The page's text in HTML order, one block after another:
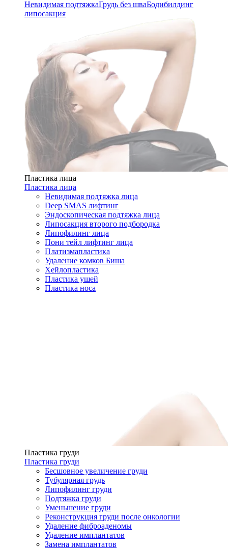
Невидимая подтяжкаГрудь без шваБодибилдинг
липосакция
Пластика лица
Пластика лица
Невидимая подтяжка лица
Deep SMAS лифтинг
Эндоскопическая подтяжка лица
Липосакция второго подбородка
Липофилинг лица
Пони тейл лифтинг лица
Платизмапластика
Удаление комков Биша
Хейлопластика
Пластика ушей
Пластика носа
Пластика груди
Пластика груди
Бесшовное увеличение груди
Тубулярная грудь
Липофилинг груди
Подтяжка груди
Уменьшение груди
Реконструкция груди после онкологии
Удаление фиброаденомы
Удаление имплантатов
Замена имплантатов